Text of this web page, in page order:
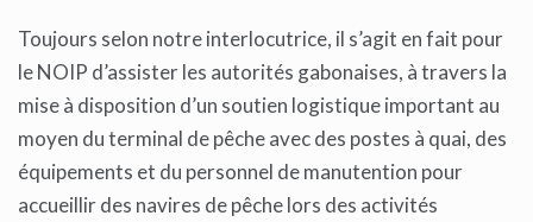
Toujours selon notre interlocutrice, il s’agit en fait pour
le NOIP d’assister les autorités gabonaises, à travers la
mise à disposition d’un soutien logistique important au
moyen du terminal de pêche avec des postes à quai, des
équipements et du personnel de manutention pour
accueillir des navires de pêche lors des activités